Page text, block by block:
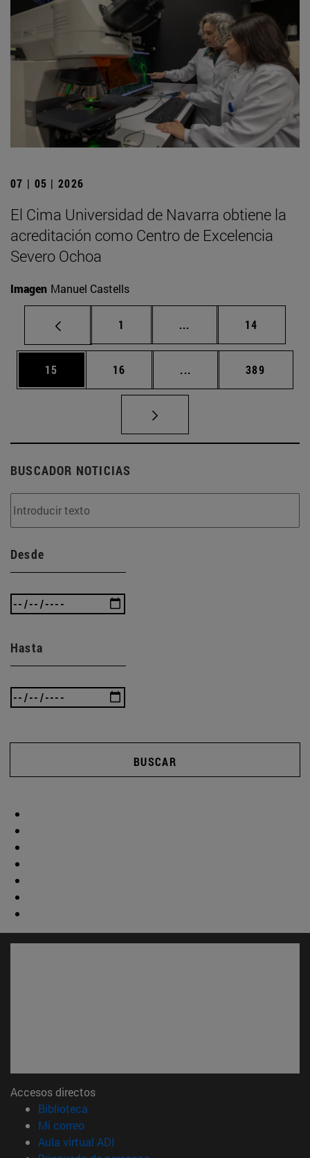
07 | 05 | 2026
El Cima Universidad de Navarra obtiene la
acreditación como Centro de Excelencia
Severo Ochoa
Imagen Manuel Castells
Página
1 ... Páginas intermedias
Página
14
Página
15 Página
16 ... Páginas intermedias
Página
389
BUSCADOR NOTICIAS
Desde
Hasta
BUSCAR
Accesos directos
Biblioteca
Mi correo(abre en nueva ventana)
Aula virtual ADI